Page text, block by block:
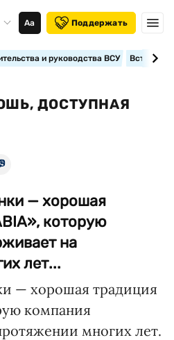
Аа Поддержать
и руководства ВСУ
ДОСТУПНАЯ
— хорошая
которую
на
лет...
— хорошая традиция
компания
многих лет.